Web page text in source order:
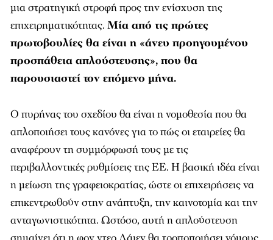
μια στρατηγική στροφή προς την ενίσχυση της
επιχειρηματικότητας. Μία από τις πρώτες
πρωτοβουλίες θα είναι η «άνευ προηγουμένου
προσπάθεια απλούστευσης», που θα
παρουσιαστεί τον επόμενο μήνα.
Ο πυρήνας του σχεδίου θα είναι η νομοθεσία που θα
απλοποιήσει τους κανόνες για το πώς οι εταιρείες θα
αναφέρουν τη συμμόρφωσή τους με τις
περιβαλλοντικές ρυθμίσεις της ΕΕ. Η βασική ιδέα είναι
η μείωση της γραφειοκρατίας, ώστε οι επιχειρήσεις να
επικεντρωθούν στην ανάπτυξη, την καινοτομία και την
ανταγωνιστικότητα. Ωστόσο, αυτή η απλούστευση